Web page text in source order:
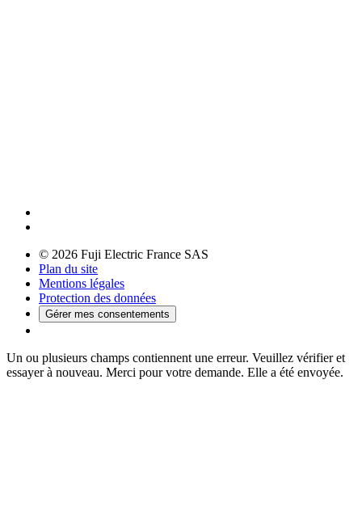
© 2026 Fuji Electric France SAS
Plan du site
Mentions légales
Protection des données
Gérer mes consentements
Un ou plusieurs champs contiennent une erreur. Veuillez vérifier et
essayer à nouveau. Merci pour votre demande. Elle a été envoyée.